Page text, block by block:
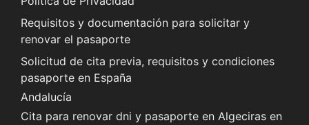
Requisitos y documentación para solicitar y
renovar el pasaporte
Solicitud de cita previa, requisitos y condiciones
pasaporte en España
Andalucía
Cita para renovar dni y pasaporte en Algeciras en